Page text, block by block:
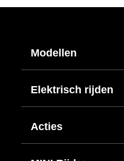
Modellen
Elektrisch rijden
Acties